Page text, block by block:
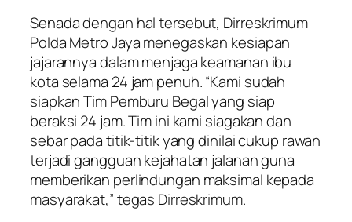
Senada dengan hal tersebut, Dirreskrimum
Polda Metro Jaya menegaskan kesiapan
jajarannya dalam menjaga keamanan ibu
kota selama 24 jam penuh. “Kami sudah
siapkan Tim Pemburu Begal yang siap
beraksi 24 jam. Tim ini kami siagakan dan
sebar pada titik-titik yang dinilai cukup rawan
terjadi gangguan kejahatan jalanan guna
memberikan perlindungan maksimal kepada
masyarakat,” tegas Dirreskrimum.